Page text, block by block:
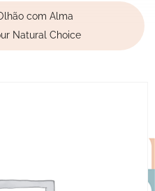
com Alma
Natural Choice